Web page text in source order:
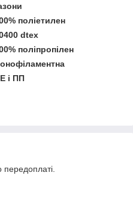
поліетилен
dtex
поліпропілен
і ПП
передоплаті.